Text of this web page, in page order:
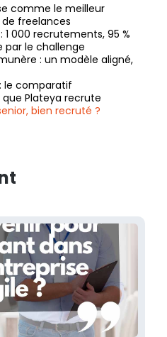
comme le meilleur
freelances
000 recrutements, 95 %
par le challenge
: un modèle aligné,
le comparatif
Plateya recrute
bien recruté ?